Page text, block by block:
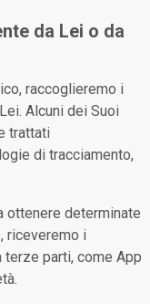
da Lei o da
raccoglieremo i
Alcuni dei Suoi
trattati
di tracciamento,
ottenere determinate
riceveremo i
parti, come App